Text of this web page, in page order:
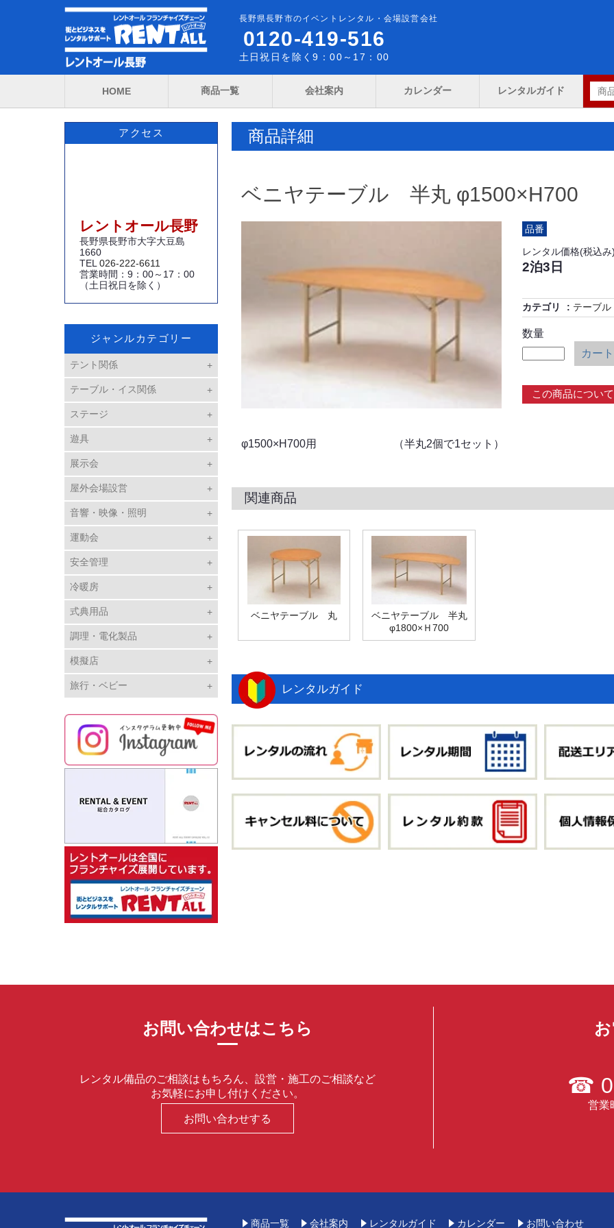
長野県長野市のイベントレンタル・会場設営会社
0120-419-516
土日祝日を除く9：00～17：00
HOME 商品一覧 会社案内 カレンダー レンタルガイド
アクセス
レントオール長野
長野県長野市大字大豆島
1660
TEL 026-222-6611
営業時間：9：00～17：00
（土日祝日を除く）
ジャンルカテゴリー
テント関係
テーブル・イス関係
ステージ
遊具
展示会
屋外会場設営
音響・映像・照明
運動会
安全管理
冷暖房
式典用品
調理・電化製品
模擬店
旅行・ベビー
商品詳細
ベニヤテーブル 半丸 φ1500×H700
品番
レンタル価格(税込み
2泊3日
カテゴリ テーブ
数量
カー
この商品につい
φ1500×H700用 （半丸2個で1セット）
関連商品
ベニヤテーブル 丸
ベニヤテーブル 半丸
φ1800×Ｈ700
レンタルガイド
お問い合わせはこちら
レンタル備品のご相談はもちろん、設営・施工のご相談など
お気軽にお申し付けください。
お問い合わせする
☎
営業
商品一覧 会社案内 レンタルガイド カレンダー お問い合わせ